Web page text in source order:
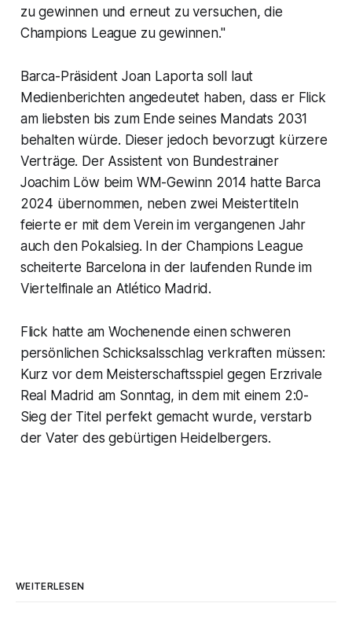
zu gewinnen und erneut zu versuchen, die
Champions League zu gewinnen."
Barca-Präsident Joan Laporta soll laut
Medienberichten angedeutet haben, dass er Flick
am liebsten bis zum Ende seines Mandats 2031
behalten würde. Dieser jedoch bevorzugt kürzere
Verträge. Der Assistent von Bundestrainer
Joachim Löw beim WM-Gewinn 2014 hatte Barca
2024 übernommen, neben zwei Meistertiteln
feierte er mit dem Verein im vergangenen Jahr
auch den Pokalsieg. In der Champions League
scheiterte Barcelona in der laufenden Runde im
Viertelfinale an Atlético Madrid.
Flick hatte am Wochenende einen schweren
persönlichen Schicksalsschlag verkraften müssen:
Kurz vor dem Meisterschaftsspiel gegen Erzrivale
Real Madrid am Sonntag, in dem mit einem 2:0-
Sieg der Titel perfekt gemacht wurde, verstarb
der Vater des gebürtigen Heidelbergers.
WEITERLESEN